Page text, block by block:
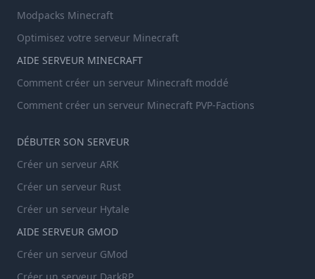
Modpacks Minecraft
Optimisez votre serveur Minecraft
AIDE SERVEUR MINECRAFT
Comment créer un serveur Minecraft moddé
Comment créer un serveur Minecraft PVP-Factions
DÉBUTER SON SERVEUR
Créer un serveur ARK
Créer un serveur Rust
Créer un serveur Hytale
AIDE SERVEUR GMOD
Créer un serveur GMod